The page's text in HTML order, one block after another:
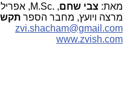
מאת: צבי שחם,
M.Sc., אפריל 2013.
מרצה ויועץ, מחבר הספר
zvi.shacham@gmail.com
www.zvish.com